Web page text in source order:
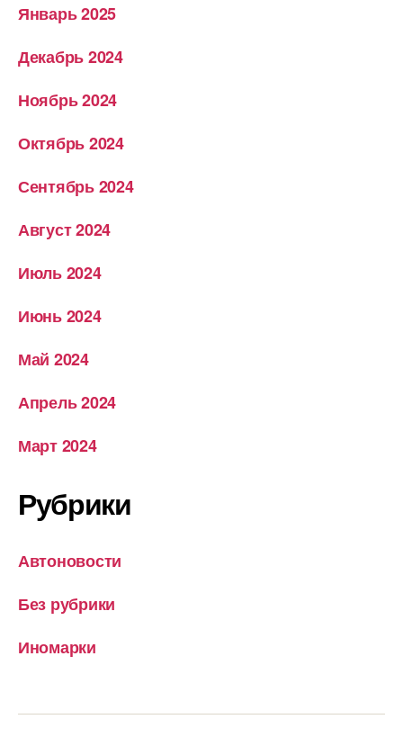
Январь 2025
Декабрь 2024
Ноябрь 2024
Октябрь 2024
Сентябрь 2024
Август 2024
Июль 2024
Июнь 2024
Май 2024
Апрель 2024
Март 2024
Рубрики
Автоновости
Без рубрики
Иномарки